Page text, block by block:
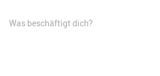
Was beschäftigt dich?